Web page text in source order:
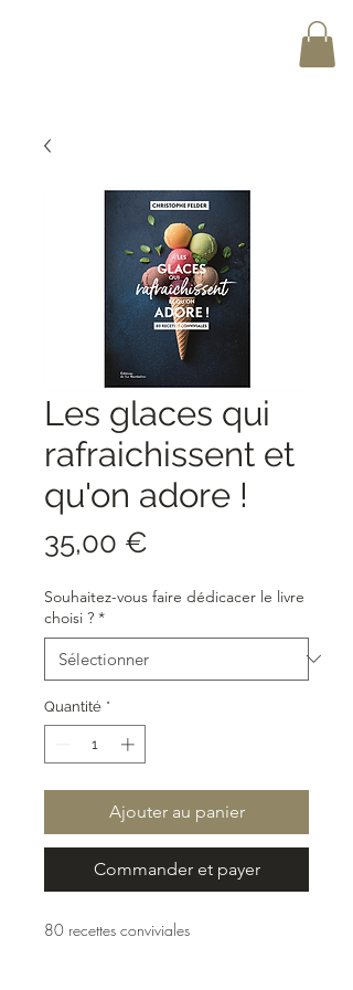
Les glaces qui
rafraichissent et
qu'on adore !
35,00 €
Souhaitez-vous faire dédicacer le livre
choisi ? *
Quantité *
Ajouter au panier
Commander et payer
80 recettes conviviales